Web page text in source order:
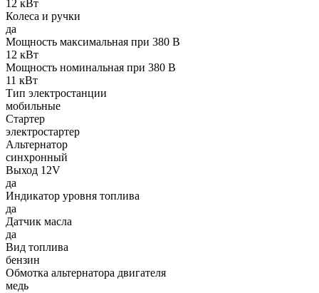
12 кВт
Колеса и ручки
да
Мощность максимальная при 380 В
12 кВт
Мощность номинальная при 380 В
11 кВт
Тип электростанции
мобильные
Стартер
электростартер
Альтернатор
синхронный
Выход 12V
да
Индикатор уровня топлива
да
Датчик масла
да
Вид топлива
бензин
Обмотка альтернатора двигателя
медь